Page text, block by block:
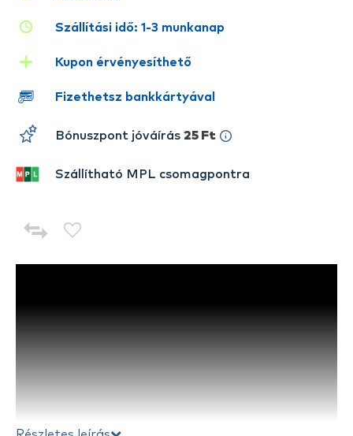
Szállítási idő: 1-3 munkanap
Kupon érvényesíthető
Fizethetsz bankkártyával
Bónuszpont jóváírás 25 Ft
Szállítható MPL csomagpontra